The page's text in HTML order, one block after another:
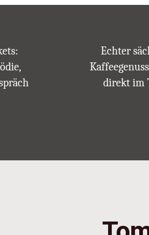
Echter
direkt im